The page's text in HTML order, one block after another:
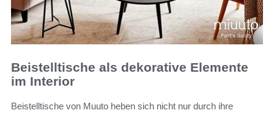
Beistelltische als dekorative Elemente
im Interior
Beistelltische von Muuto heben sich nicht nur durch ihre